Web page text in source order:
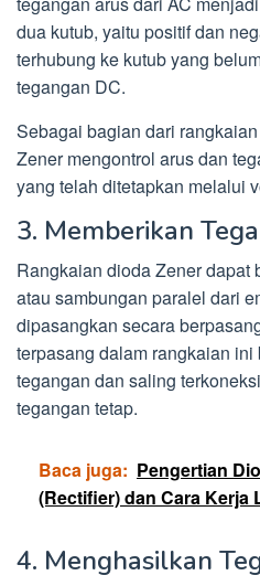
dua kutub, yaitu positif dan
terhubung ke kutub yang
tegangan DC.
Sebagai bagian dari
Zener mengontrol arus dan
yang telah ditetapkan melalui
3. Memberikan
Rangkaian dioda Zener dapat
atau sambungan paralel dari
dipasangkan secara
terpasang dalam rangkaian
tegangan dan saling
tegangan tetap.
Baca juga: Pengertian
(Rectifier) dan Cara Kerja
4. Menghasilkan